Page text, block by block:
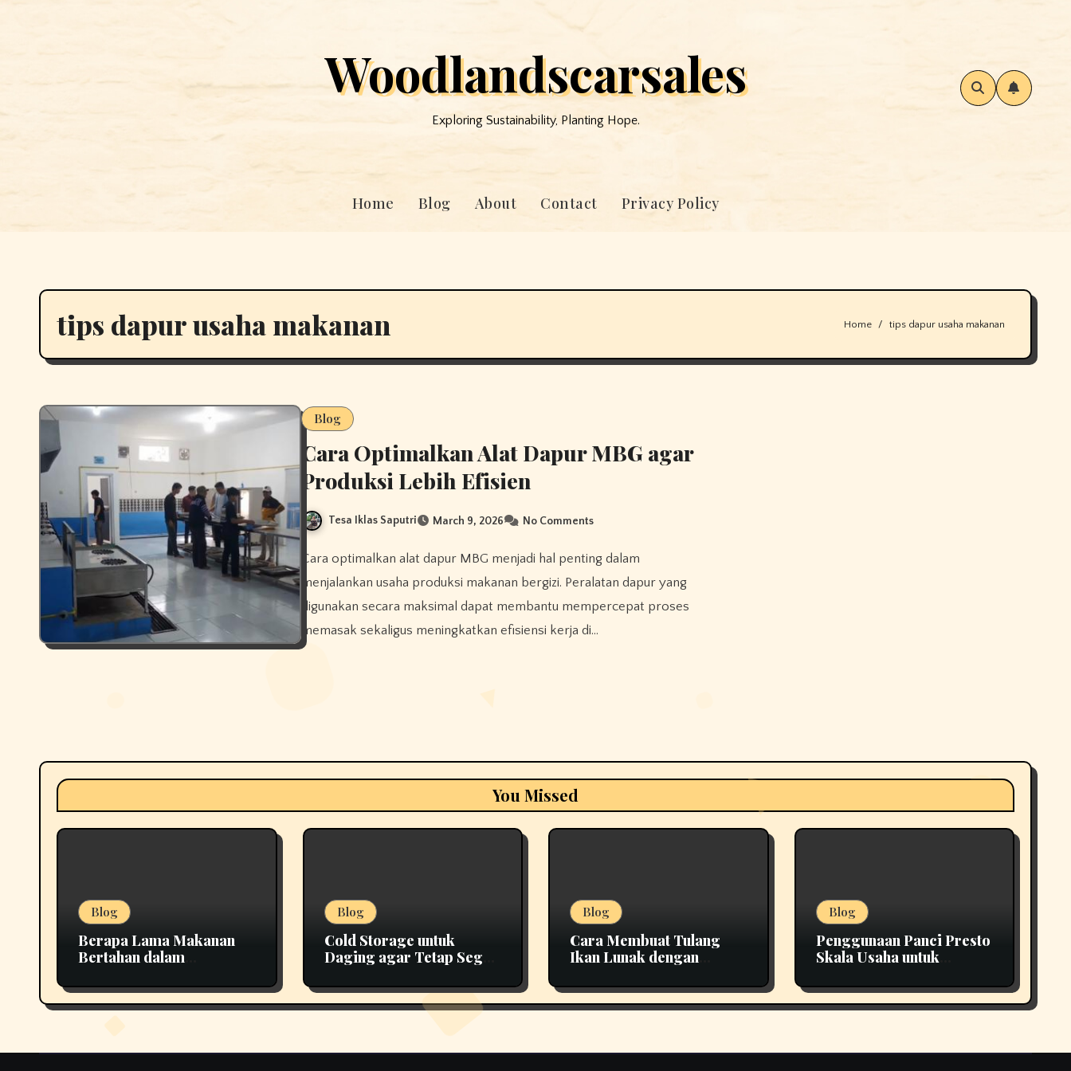
Woodlandscarsales
Exploring Sustainability, Planting Hope.
Home Blog About Contact Privacy Policy
tips dapur usaha makanan Home tips dapur usaha makanan
Blog
Cara Optimalkan Alat Dapur MBG agar
Produksi Lebih Efisien
Tesa Iklas Saputri March 9, 2026 No Comments
Cara optimalkan alat dapur MBG menjadi hal penting dalam
menjalankan usaha produksi makanan bergizi. Peralatan dapur yang
digunakan secara maksimal dapat membantu mempercepat proses
memasak sekaligus meningkatkan efisiensi kerja di…
You Missed
Blog
Berapa Lama Makanan
Bertahan dalam
Blog
Cold Storage untuk
Daging agar Tetap Segar
Blog
Cara Membuat Tulang
Ikan Lunak dengan
Blog
Penggunaan Panci Presto
Skala Usaha untuk
Efisien